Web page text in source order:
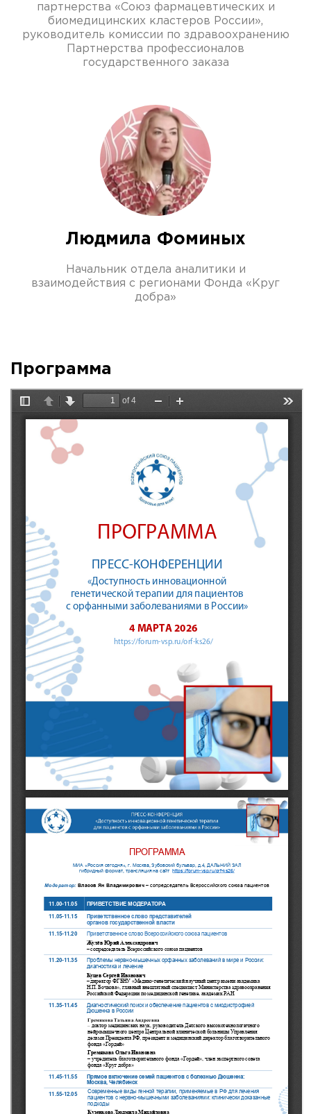
партнерства «Союз фармацевтических и
биомедицинских кластеров России»,
руководитель комиссии по здравоохранению
Партнерства профессионалов
государственного заказа
Людмила Фоминых
Начальник отдела аналитики и
взаимодействия с регионами Фонда «Круг
добра»
Программа